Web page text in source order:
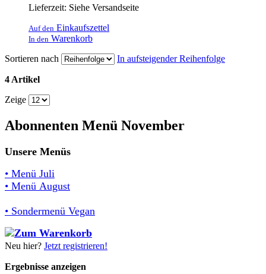
Lieferzeit: Siehe Versandseite
Auf den Einkaufszettel
In den Warenkorb
Sortieren nach
In aufsteigender Reihenfolge
4 Artikel
Zeige
Abonnenten Menü November
Unsere Menüs
• Menü Juli
• Menü August
• Sondermenü Vegan
Neu hier? Jetzt registrieren!
Ergebnisse anzeigen